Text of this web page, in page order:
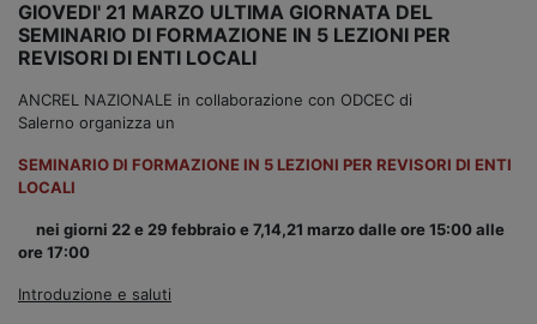
GIOVEDI' 21 MARZO ULTIMA GIORNATA DEL
SEMINARIO DI FORMAZIONE IN 5 LEZIONI PER
REVISORI DI ENTI LOCALI
ANCREL NAZIONALE in collaborazione con ODCEC di
Salerno organizza un
SEMINARIO DI FORMAZIONE IN 5 LEZIONI PER REVISORI DI ENTI
LOCALI
nei giorni 22 e 29 febbraio e 7,14,21 marzo dalle ore 15:00 alle
ore 17:00
Introduzione e saluti